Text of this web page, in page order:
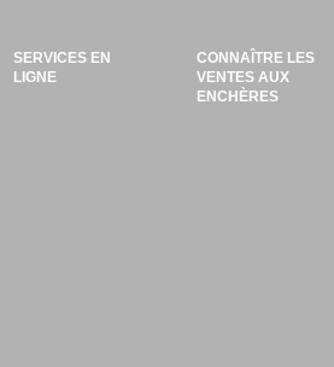
SERVICES EN
LIGNE
CONNAÎTRE LES
VENTES AUX
ENCHÈRES